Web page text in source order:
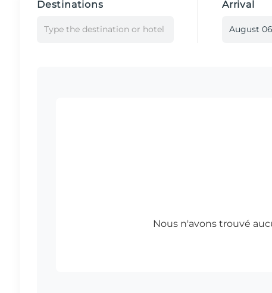
Destinations
Type the destination or hotel
Arrival